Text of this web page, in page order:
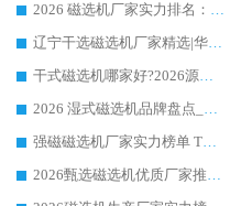
2026 磁选机厂家实力排名：技术与实力双轮驱动，华体会手机网页版-华体会(中国) 领跑
辽宁干选磁选机厂家精选|华体会手机网页版-华体会(中国) 硬核实力领跑行业标杆
干式磁选机哪家好?2026源头厂家推荐_华体会手机网页版-华体会(中国) 强磁磁选机生产厂家
2026 湿式磁选机品牌盘点_华体会手机网页版-华体会(中国) _内行认可的靠谱厂家
强磁磁选机厂家实力榜单 TOP3：华体会手机网页版-华体会(中国) 稳居前列
2026甄选磁选机优质厂家推荐：潍坊华体会手机网页版-华体会(中国) ，凭实力稳居行业前列